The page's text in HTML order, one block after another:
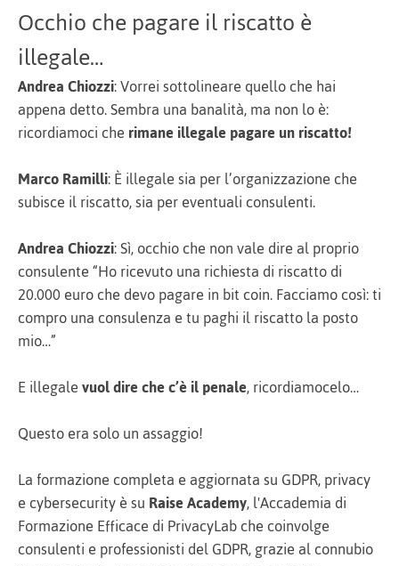
Occhio che pagare il riscatto è
illegale…
Andrea Chiozzi: Vorrei sottolineare quello che hai
appena detto. Sembra una banalità, ma non lo è:
ricordiamoci cherimane illegale pagare un riscatto!
Marco Ramilli: È illegale sia per l’organizzazione che
subisce il riscatto, sia per eventuali consulenti.
Andrea Chiozzi: Sì, occhio che non vale dire al proprio
consulente “Ho ricevuto una richiesta di riscatto di
20.000 euro che devo pagare in bit coin. Facciamo così: ti
compro una consulenza e tu paghi il riscatto la posto
mio…”
E illegalevuol dire che c’è il penale, ricordiamocelo…
Questo era solo un assaggio!
La formazione completa e aggiornata su GDPR, privacy
e cybersecurity è suRaise Academy, l'Accademia di
Formazione Efficace di PrivacyLab che coinvolge
consulenti e professionisti del GDPR, grazie al connubio